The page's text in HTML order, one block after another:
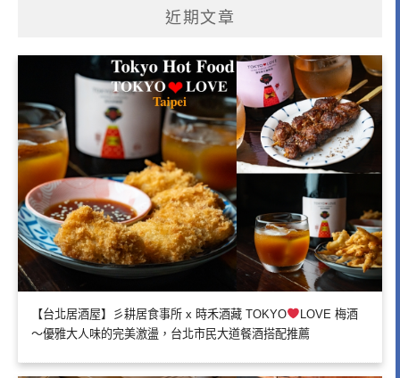
近期文章
【台北居酒屋】彡耕居食事所 x 時禾酒藏 TOKYO
LOVE 梅酒
～優雅大人味的完美激盪，台北市民大道餐酒搭配推薦